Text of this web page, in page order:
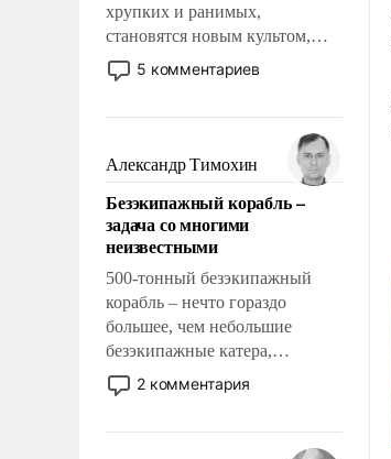
хрупких и ранимых,
становятся новым культом,
постепенно вытесняя и
отменяя традиционное
мужественным и твердым под
ударами судьбы, брать на себя
ответственность, помогать
слабым, идти вперед и
адаптироваться.
5 комментариев
Александр Тимохин
Безэкипажный корабль –
задача со многими
неизвестными
500-тонный безэкипажный
корабль – нечто гораздо
большее, чем небольшие
безэкипажные катера,
применение которых уже
стало обыденностью. Задача по
сложна и амбициозна. Однако
2 комментария